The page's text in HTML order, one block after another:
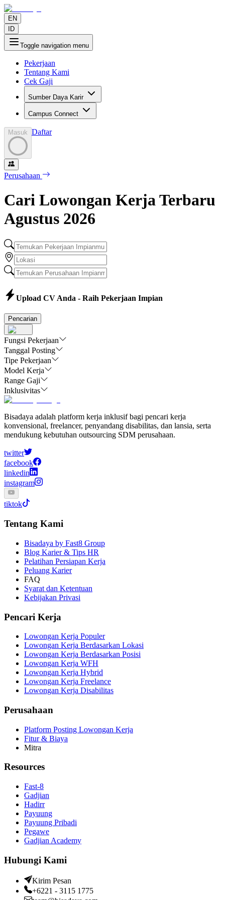
EN
ID
Toggle navigation menu
Pekerjaan
Tentang Kami
Cek Gaji
Sumber Daya Karir
Campus Connect
Masuk Daftar
Perusahaan
Cari Lowongan Kerja Terbaru
Agustus 2026
Upload CV Anda - Raih Pekerjaan Impian
Pencarian
Fungsi Pekerjaan
Tanggal Posting
Tipe Pekerjaan
Model Kerja
Range Gaji
Inklusivitas
Bisadaya adalah platform kerja inklusif bagi pencari kerja
konvensional, freelancer, penyandang disabilitas, dan lansia, serta
mendukung kebutuhan outsourcing SDM perusahaan.
twitter
facebook
linkedin
instagram
tiktok
Tentang Kami
Bisadaya by Fast8 Group
Blog Karier & Tips HR
Pelatihan Persiapan Kerja
Peluang Karier
FAQ
Syarat dan Ketentuan
Kebijakan Privasi
Pencari Kerja
Lowongan Kerja Populer
Lowongan Kerja Berdasarkan Lokasi
Lowongan Kerja Berdasarkan Posisi
Lowongan Kerja WFH
Lowongan Kerja Hybrid
Lowongan Kerja Freelance
Lowongan Kerja Disabilitas
Perusahaan
Platform Posting Lowongan Kerja
Fitur & Biaya
Mitra
Resources
Fast-8
Gadjian
Hadirr
Payuung
Payuung Pribadi
Pegawe
Gadjian Academy
Hubungi Kami
Kirim Pesan
+6221 - 3115 1775